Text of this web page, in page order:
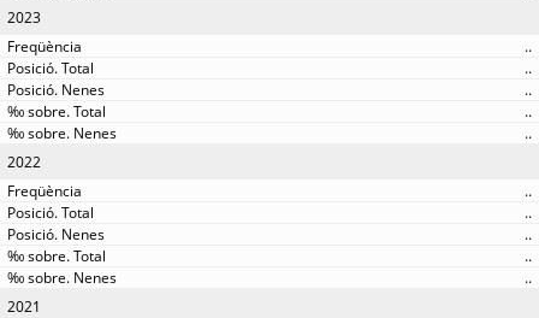
2023
..
..
..
..
..
2022
..
..
..
..
..
2021